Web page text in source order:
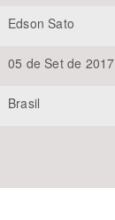
Edson Sato
05 de Set de 2017
Brasil